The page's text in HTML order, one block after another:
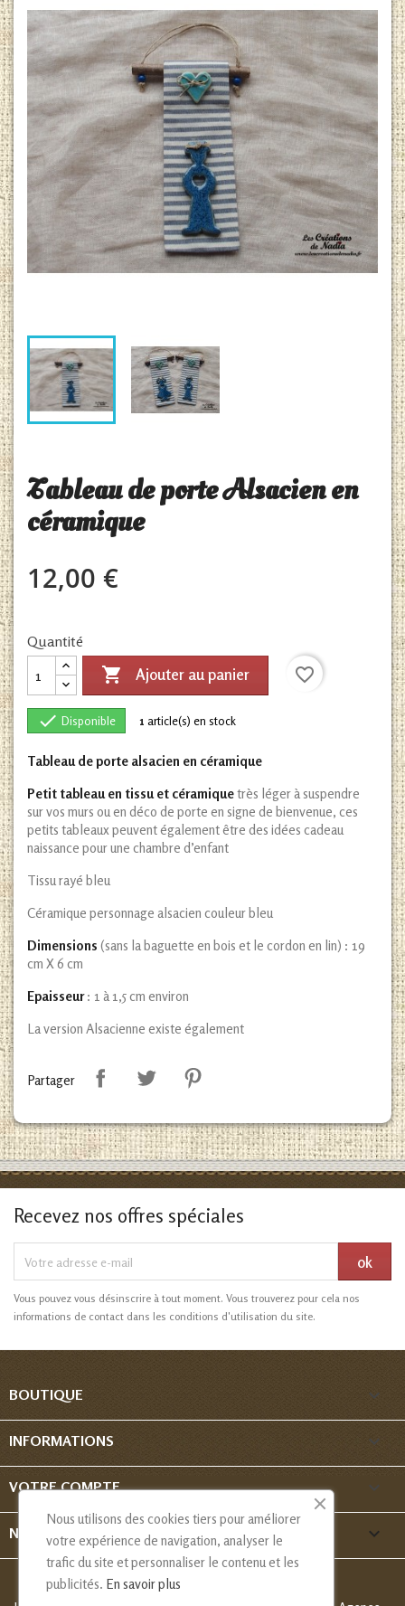
Tableau de porte Alsacien en
céramique
12,00 €
Quantité
 Ajouter au panier favorite_border
 Disponible 1 article(s) en stock
Tableau de porte alsacien en céramique
Petit tableau en tissu et céramiquetrès léger à suspendre
sur vos murs ou en déco de porte en signe de bienvenue, ces
petits tableaux peuvent également être des idées cadeau
naissance pour une chambre d’enfant
Tissu rayé bleu
Céramique personnage alsacien couleur bleu
Dimensions (sans la baguette en bois et le cordon en lin) : 19
cm X 6 cm
Epaisseur: 1 à 1,5 cm environ
La version Alsacienne existe également
Partager
Recevez nos offres spéciales
Vous pouvez vous désinscrire à tout moment. Vous trouverez pour cela nos
informations de contact dans les conditions d'utilisation du site.
BOUTIQUE 
INFORMATIONS 
VOTRE COMPTE 
NOUS CONTACTER keyboard_arrow_down
Nous utilisons des cookies tiers pour améliorer
votre expérience de navigation, analyser le
trafic du site et personnaliser le contenu et les
publicités. En savoir plus